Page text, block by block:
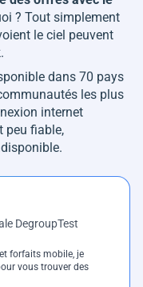
? Tout simplement
le ciel peuvent
dans 70 pays
les plus
internet
peu fiable,
DegroupTest
forfaits mobile, je
vous trouver des